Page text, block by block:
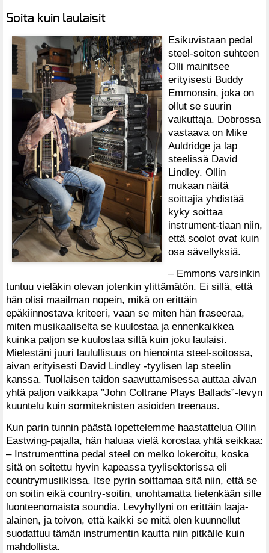
Soita kuin laulaisit
Esikuvistaan pedal
steel-soiton suhteen
Olli mainitsee
erityisesti Buddy
Emmonsin, joka on
ollut se suurin
vaikuttaja. Dobrossa
vastaava on Mike
Auldridge ja lap
steelissä David
Lindley. Ollin
mukaan näitä
soittajia yhdistää
kyky soittaa
instrument-tiaan niin,
että soolot ovat kuin
osa sävellyksiä.
– Emmons varsinkin
tuntuu vieläkin olevan jotenkin ylittämätön. Ei sillä, että
hän olisi maailman nopein, mikä on erittäin
epäkiinnostava kriteeri, vaan se miten hän fraseeraa,
miten musikaaliselta se kuulostaa ja ennenkaikkea
kuinka paljon se kuulostaa siltä kuin joku laulaisi.
Mielestäni juuri laulullisuus on hienointa steel-soitossa,
aivan erityisesti David Lindley -tyylisen lap steelin
kanssa. Tuollaisen taidon saavuttamisessa auttaa aivan
yhtä paljon vaikkapa ”John Coltrane Plays Ballads”-levyn
kuuntelu kuin sormiteknisten asioiden treenaus.
Kun parin tunnin päästä lopettelemme haastattelua Ollin
Eastwing-pajalla, hän haluaa vielä korostaa yhtä seikkaa:
– Instrumenttina pedal steel on melko lokeroitu, koska
sitä on soitettu hyvin kapeassa tyylisektorissa eli
countrymusiikissa. Itse pyrin soittamaa sitä niin, että se
on soitin eikä country-soitin, unohtamatta tietenkään sille
luonteenomaista soundia. Levyhyllyni on erittäin laaja-
alainen, ja toivon, että kaikki se mitä olen kuunnellut
suodattuu tämän instrumentin kautta niin pitkälle kuin
mahdollista.